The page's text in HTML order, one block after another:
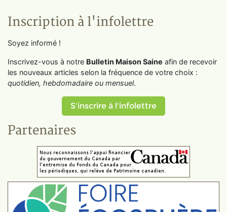
Inscription à l'infolettre
Soyez informé !
Inscrivez-vous à notre Bulletin Maison Saine afin de recevoir
les nouveaux articles selon la fréquence de votre choix :
quotidien, hebdomadaire ou mensuel.
S'inscrire à l'infolettre
Partenaires